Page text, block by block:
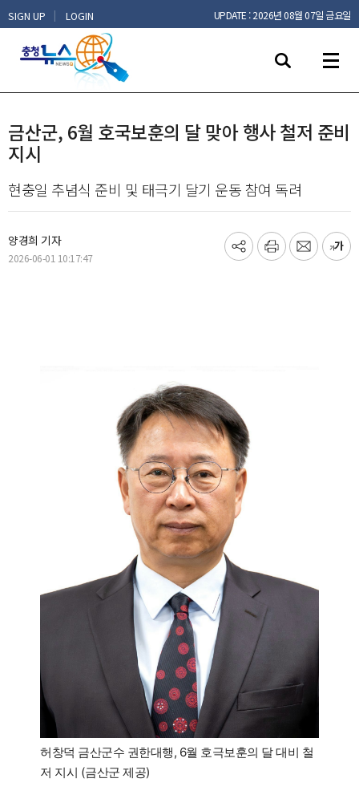
SIGN UP | LOGIN UPDATE : 2026년 08월 07일 금요일
금산군, 6월 호국보훈의 달 맞아 행사 철저 준비
지시
현충일 추념식 준비 및 태극기 달기 운동 참여 독려
양경희 기자
2026-06-01 10:17:47
기
프
메
글
허창덕 금산군수 권한대행, 6월 호극보훈의 달 대비 철
저 지시 (금산군 제공)